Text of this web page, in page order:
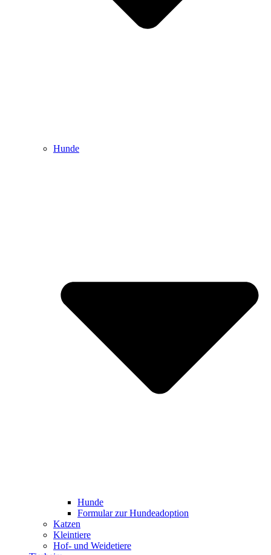
Hunde
Hunde
Formular zur Hundeadoption
Katzen
Kleintiere
Hof- und Weidetiere